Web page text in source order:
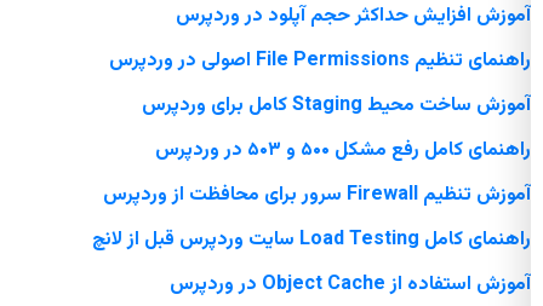
آموزش افزایش حداکثر حجم آپلود در وردپرس
راهنمای تنظیم File Permissions اصولی در وردپرس
آموزش ساخت محیط Staging کامل برای وردپرس
راهنمای کامل رفع مشکل ۵۰۰ و ۵۰۳ در وردپرس
آموزش تنظیم Firewall سرور برای محافظت از وردپرس
راهنمای کامل Load Testing سایت وردپرس قبل از لانچ
آموزش استفاده از Object Cache در وردپرس